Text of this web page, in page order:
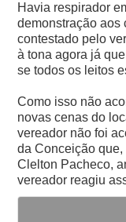
Havia respirador
demonstração aos
contestado pelo
à tona agora já
se todos os leitos
Como isso não
novas cenas do
vereador não foi
da Conceição
Clelton Pacheco,
vereador reagiu